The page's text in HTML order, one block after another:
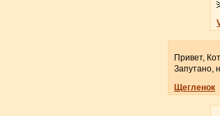
Привет,
Запутано,
Щегленок